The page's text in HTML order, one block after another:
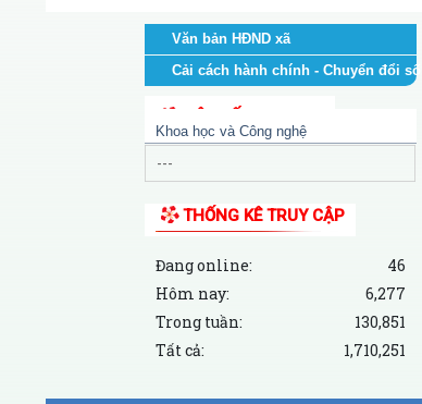
Văn bản HĐND xã
Cải cách hành chính - Chuyển đổi số
Khoa học và Công nghệ
THỐNG KÊ TRUY CẬP
Đang online:
46
Hôm nay:
6,277
Trong tuần:
130,851
Tất cả:
1,710,251